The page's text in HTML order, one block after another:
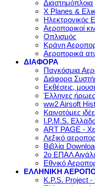
Διαστημόπλοια
X Planes &
Ηλεκτρονικός
Αεροπορικοί
Οπλισμός
Κράνη
Αεροπορικά
ΔΙΑΦΟΡΑ
Παγκόσμια
Διάφορα
Εκθέσεις,
Έλληνες ήρωες
ww2 Airsoft
Καινοτόμες
I.P.M.S.
ART PAGE -
Λεξικό
Βιβλία
2ο ΕΠΑΛ
Εθνικό
ΕΛΛΗΝΙΚΗ
K.P.S. Project -